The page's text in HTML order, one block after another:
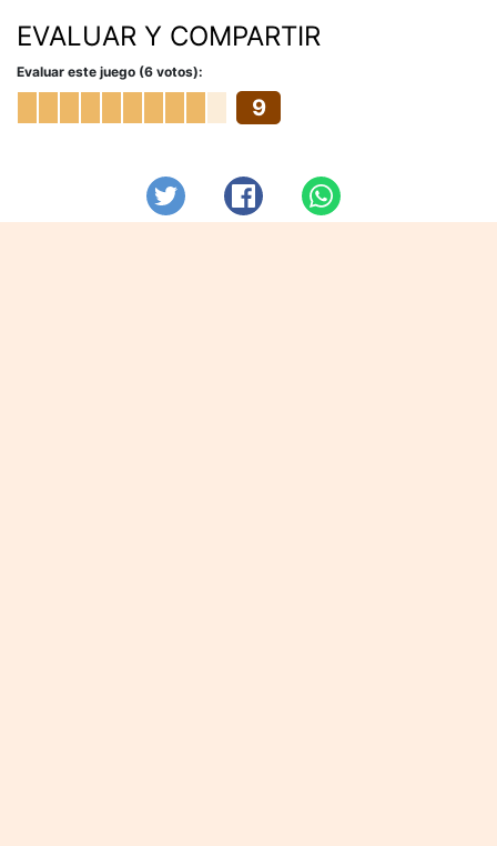
EVALUAR Y COMPARTIR
Evaluar este juego (6 votos):
9